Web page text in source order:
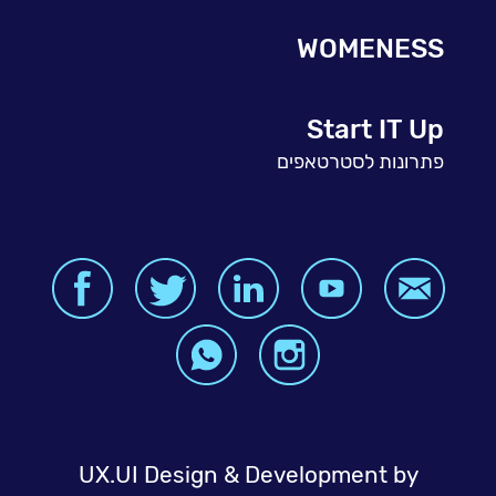
WOMENESS
Start IT Up
פתרונות לסטרטאפים
UX.UI Design & Development by